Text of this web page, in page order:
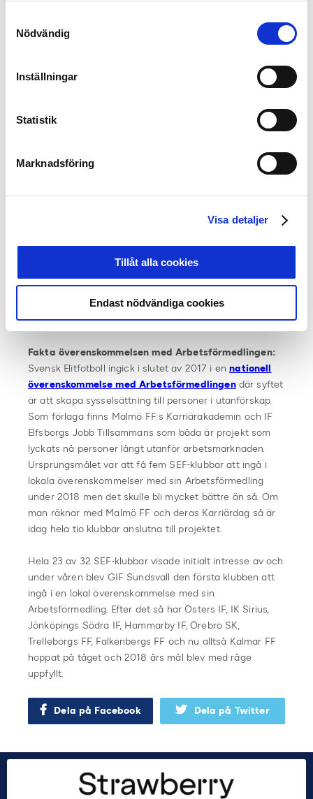
Nödvändig
Inställningar
Statistik
Marknadsföring
Visa detaljer
Tillåt alla cookies
Endast nödvändiga cookies
Malmö FF: 86 ungdomar 42% tjejer (36) och 58% killar
IK Sirius: 25 ungdomar 16% tjejer (4) och 84% ( 21) killar
Hammarby IF: 82 ungdomar 16% (13) och 84% (69)
killar
Fakta överenskommelsen med Arbetsförmedlingen:
Svensk Elitfotboll ingick i slutet av 2017 i ennationell
överenskommelse med Arbetsförmedlingendär syftet
är att skapa sysselsättning till personer i utanförskap.
Som förlaga finns Malmö FF:s Karriärakademin och IF
Elfsborgs Jobb Tillsammans som båda är projekt som
lyckats nå personer långt utanför arbetsmarknaden.
Ursprungsmålet var att få fem SEF-klubbar att ingå i
lokala överenskommelser med sin Arbetsförmedling
under 2018 men det skulle bli mycket bättre än så. Om
man räknar med Malmö FF och deras Karriärdag så är
idag hela tio klubbar anslutna till projektet.
Hela 23 av 32 SEF-klubbar visade initialt intresse av och
under våren blev GIF Sundsvall den första klubben att
ingå i en lokal överenskommelse med sin
Arbetsförmedling. Efter det så har Östers IF, IK Sirius,
Jönköpings Södra IF, Hammarby IF, Örebro SK,
Trelleborgs FF, Falkenbergs FF och nu alltså Kalmar FF
hoppat på tåget och 2018 års mål blev med råge
uppfyllt.
Dela på Facebook Dela på Twitter